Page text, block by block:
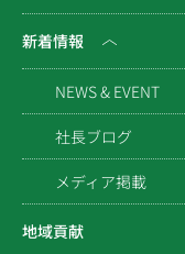
会社沿革
拠点一覧
企業倫理規定
個人情報保護方針
品質方針
住宅関連
システム建築
各種連携
社寺建築
土木
建築（官庁）
建築（民間）
建築（住宅）
新着情報
NEWS & EVENT
社長ブログ
メディア掲載
地域貢献